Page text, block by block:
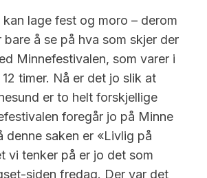
lage fest og moro – derom
å se på hva som skjer der
Minnefestivalen, som varer i
timer. Nå er det jo slik at
er to helt forskjellige
foregår jo på Minne
denne saken er «Livlig på
vi tenker på er jo det som
siden fredag. Der var det